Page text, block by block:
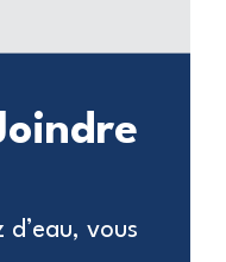
d’eau, vous